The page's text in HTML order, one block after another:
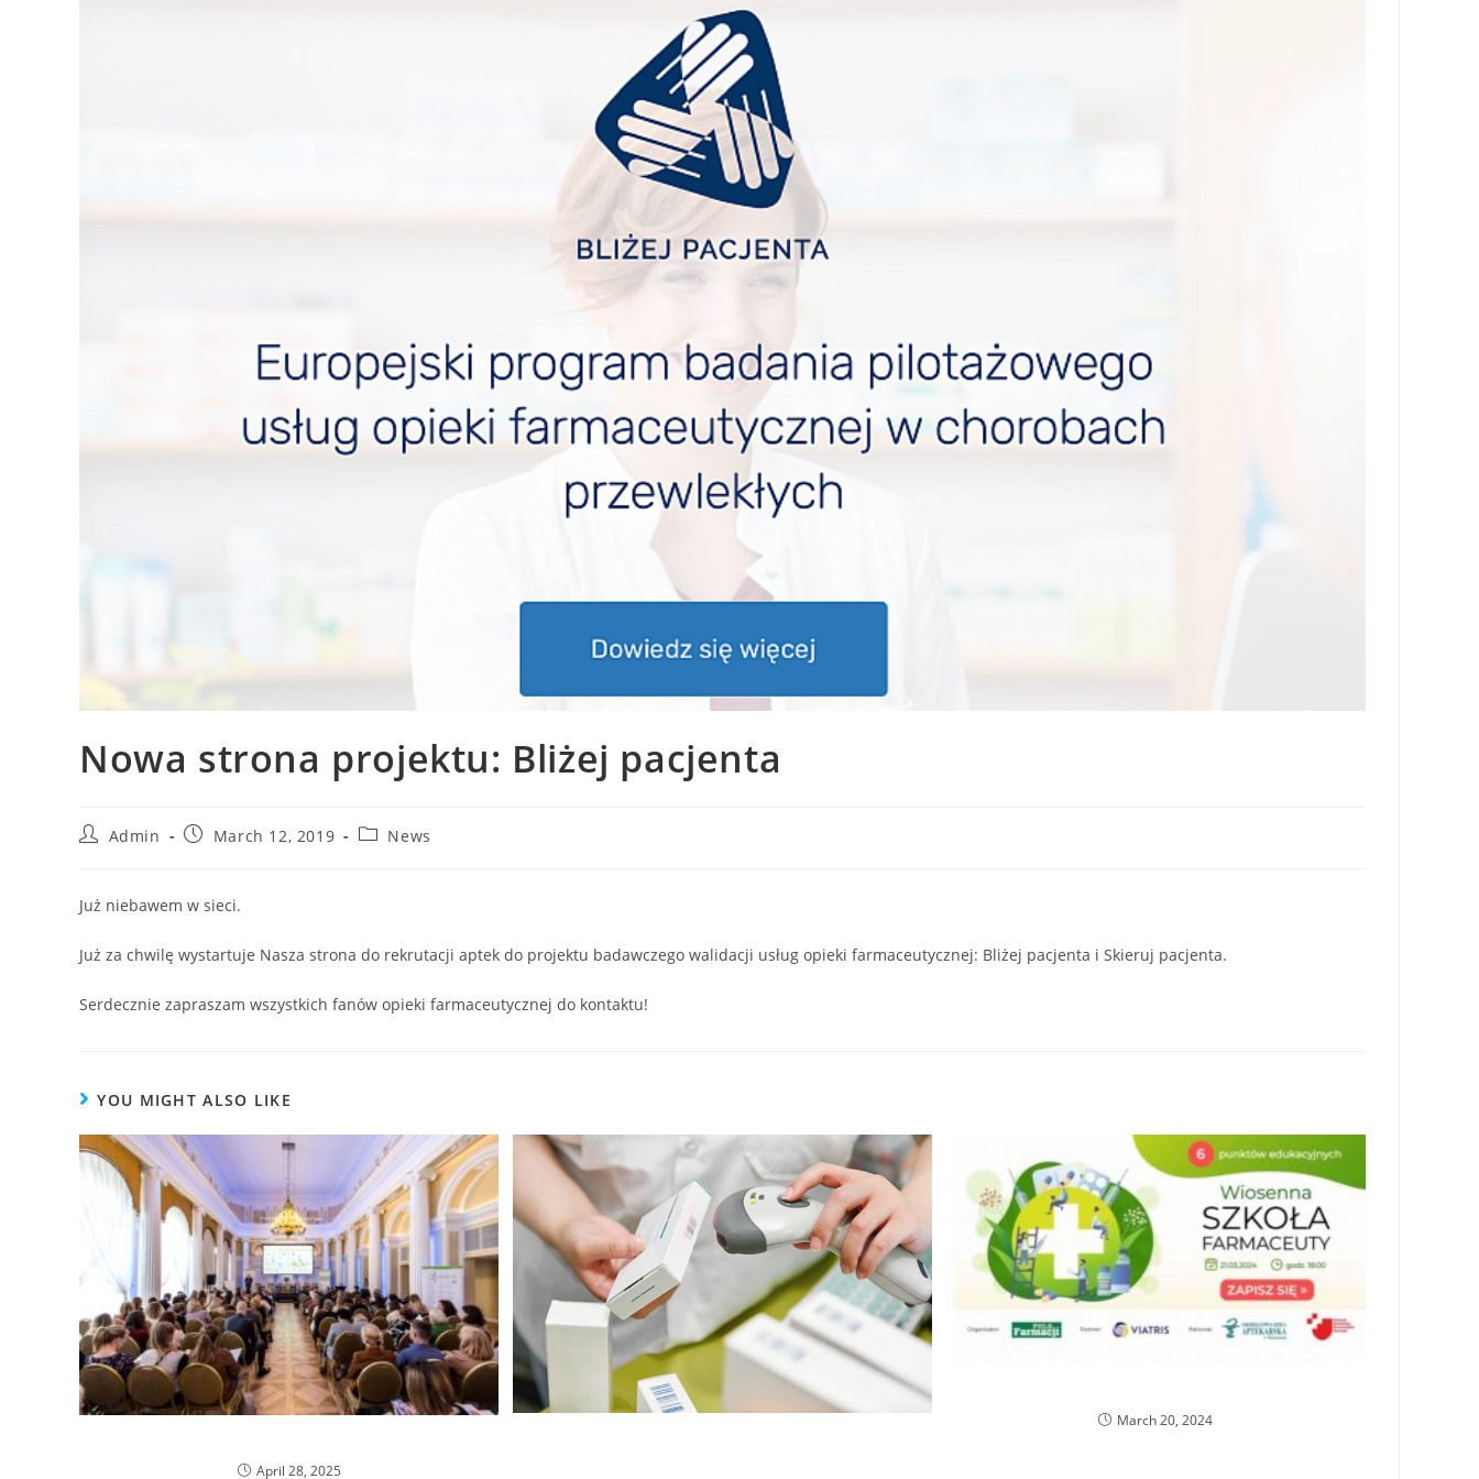
Nowa strona projektu: Bliżej pacjenta
Admin March 12, 2019 News
Już niebawem w sieci.
Już za chwilę wystartuje Nasza strona do rekrutacji aptek do projektu badawczego walidacji usług opieki farmaceutycznej: Bliżej pacjenta i Skieruj pacjenta.
Serdecznie zapraszam wszystkich fanów opieki farmaceutycznej do kontaktu!
YOU MIGHT ALSO LIKE
April 28, 2025
March 20, 2024